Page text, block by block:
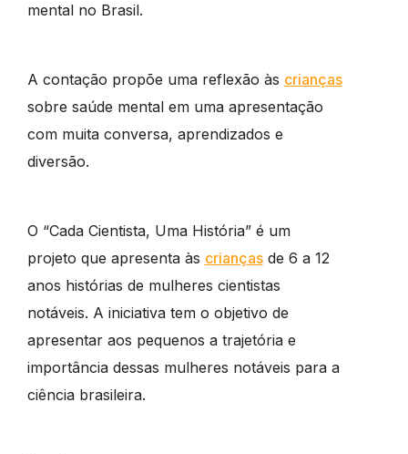
mental no Brasil.
A contação propõe uma reflexão às crianças
sobre saúde mental em uma apresentação
com muita conversa, aprendizados e
diversão.
O “Cada Cientista, Uma História” é um
projeto que apresenta às criançasde 6 a 12
anos histórias de mulheres cientistas
notáveis. A iniciativa tem o objetivo de
apresentar aos pequenos a trajetória e
importância dessas mulheres notáveis para a
ciência brasileira.